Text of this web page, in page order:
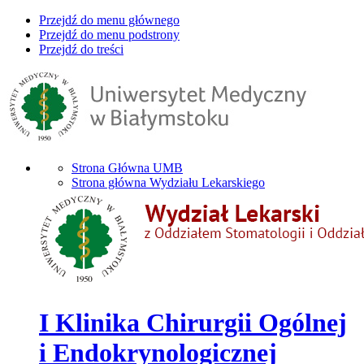
Przejdź do menu głównego
Przejdź do menu podstrony
Przejdź do treści
Strona Główna UMB
Strona główna Wydziału Lekarskiego
I Klinika Chirurgii Ogólnej
i Endokrynologicznej